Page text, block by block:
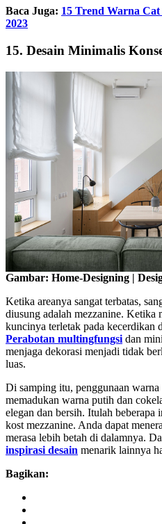
Baca Juga: 15 Trend Warna
2023
15. Desain Minimalis
Gambar: Home-Designing |
Ketika areanya sangat terbatas,
diusung adalah mezzanine. Ketika
kuncinya terletak pada kecerdikan
Perabotan multingfungsi dan
menjaga dekorasi menjadi tidak
luas.
Di samping itu, penggunaan warna
memadukan warna putih dan
elegan dan bersih. Itulah beberapa
kost mezzanine. Anda dapat
merasa lebih betah di dalamnya.
inspirasi desain menarik lainnya
Bagikan: